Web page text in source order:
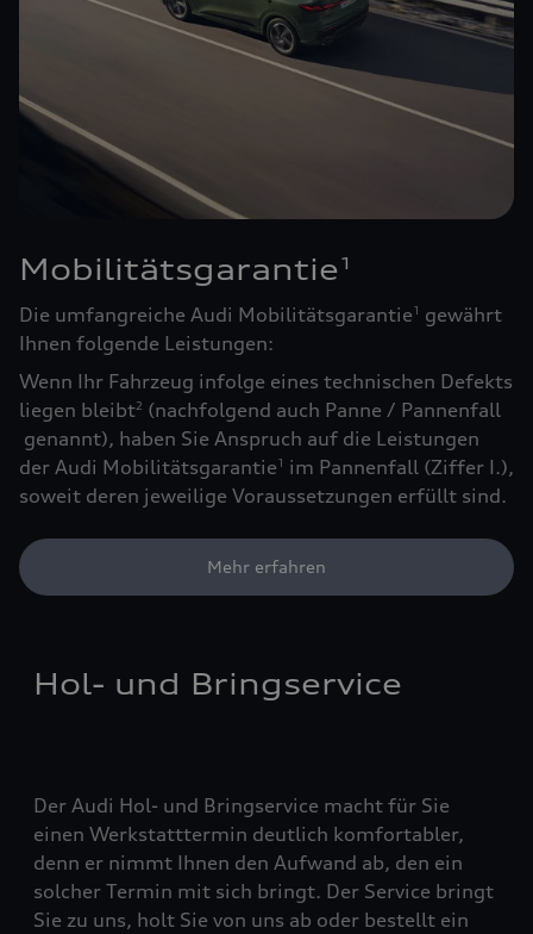
Mobilitätsgarantie1
Die umfangreiche Audi Mobilitätsgarantie1
gewährt
Ihnen folgende Leistungen:
Wenn Ihr Fahrzeug infolge eines technischen Defekts
liegen bleibt2 (nachfolgend auch Panne / Pannenfall
genannt), haben Sie Anspruch auf die Leistungen
der Audi Mobilitätsgarantie1
im Pannenfall (Ziffer I.),
soweit deren jeweilige Voraussetzungen erfüllt sind.
Mehr erfahren
Hol- und Bringservice
Der Audi Hol- und Bringservice macht für Sie
einen Werkstatttermin deutlich komfortabler,
denn er nimmt Ihnen den Aufwand ab, den ein
solcher Termin mit sich bringt. Der Service bringt
Sie zu uns, holt Sie von uns ab oder bestellt ein